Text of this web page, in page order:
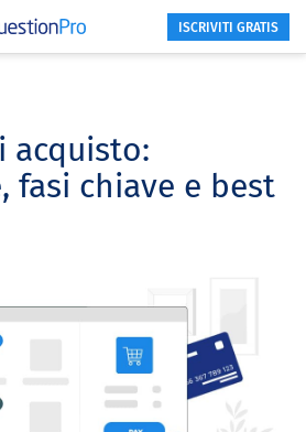
ISCRIVITI GRATIS
acquisto:
fasi chiave e best